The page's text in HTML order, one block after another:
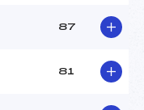
87
81